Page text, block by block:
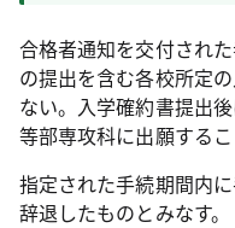
合格者通知を交付され
の提出を含む各校所定
ない。入学確約書提出
等部専攻科に出願するこ
指定された手続期間内
辞退したものとみなす。